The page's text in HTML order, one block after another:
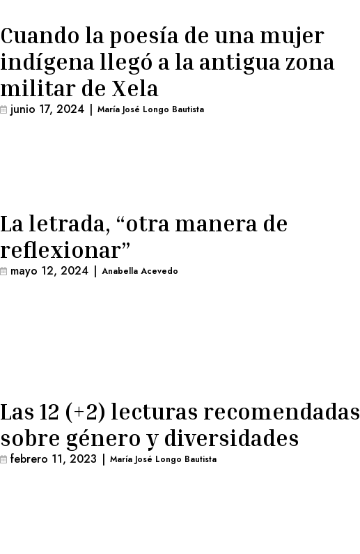
Cuando la poesía de una mujer
indígena llegó a la antigua zona
militar de Xela
junio 17, 2024 | María José Longo Bautista
La letrada, “otra manera de
reflexionar”
mayo 12, 2024 | Anabella Acevedo
Las 12 (+2) lecturas recomendadas
sobre género y diversidades
febrero 11, 2023 | María José Longo Bautista